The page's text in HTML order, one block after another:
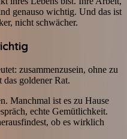
genauso wichtig. Und das ist
nicht schwächer.
zusammenzusein, ohne zu
goldener Rat.
Manchmal ist es zu Hause
echte Gemütlichkeit.
ob es wirklich